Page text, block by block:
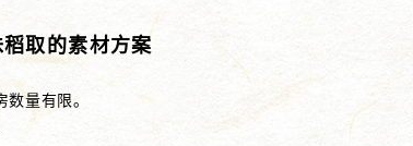
取的素材方案
量有限。